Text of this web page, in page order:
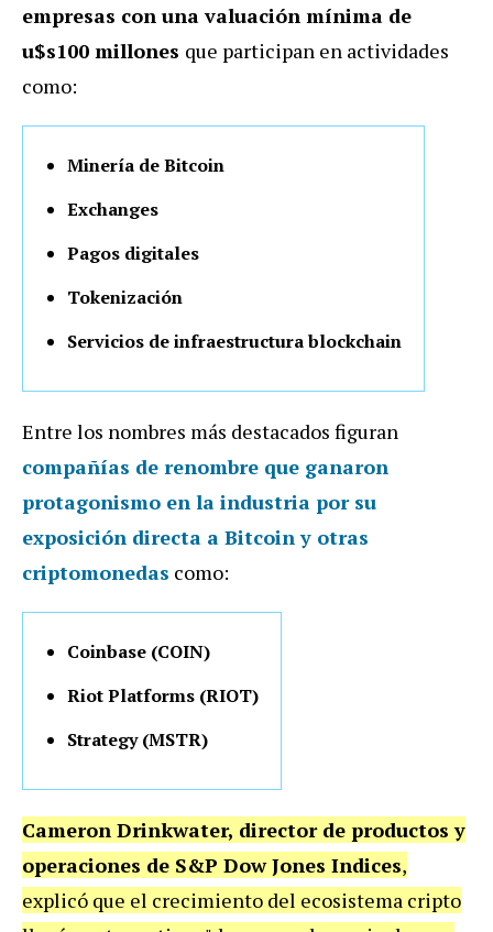
empresas con una valuación mínima de
u$s100 millones que participan en actividades
como:
Minería de Bitcoin
Exchanges
Pagos digitales
Tokenización
Servicios de infraestructura blockchain
Entre los nombres más destacados figuran
compañías de renombre que ganaron
protagonismo en la industria por su
exposición directa a Bitcoin y otras
criptomonedas como:
Coinbase (COIN)
Riot Platforms (RIOT)
Strategy (MSTR)
Cameron Drinkwater, director de productos y
operaciones de S&P Dow Jones Indices,
explicó que el crecimiento del ecosistema cripto